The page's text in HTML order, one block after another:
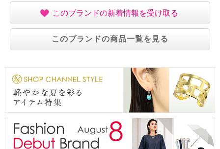
このブランドの新着情報を受け取る
このブランドの商品一覧を見る